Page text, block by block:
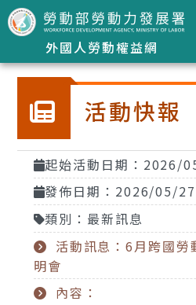
跳到主要內容區塊
外國人勞動權益網
活動快報
起始活動日期：2026/
發佈日期：2026/05/27
類別：最新訊息
活動訊息：6月跨國勞
明會
內容：